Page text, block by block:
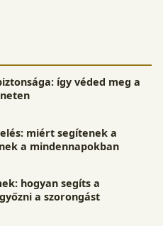
így véded meg a
miért segítenek a
a mindennapokban
hogyan segíts a
a szorongást